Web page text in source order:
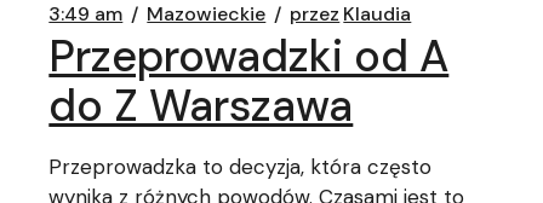
3:49 am Mazowieckie przez Klaudia
Przeprowadzki od A
do Z Warszawa
Przeprowadzka to decyzja, która często
wynika z różnych powodów. Czasami jest to